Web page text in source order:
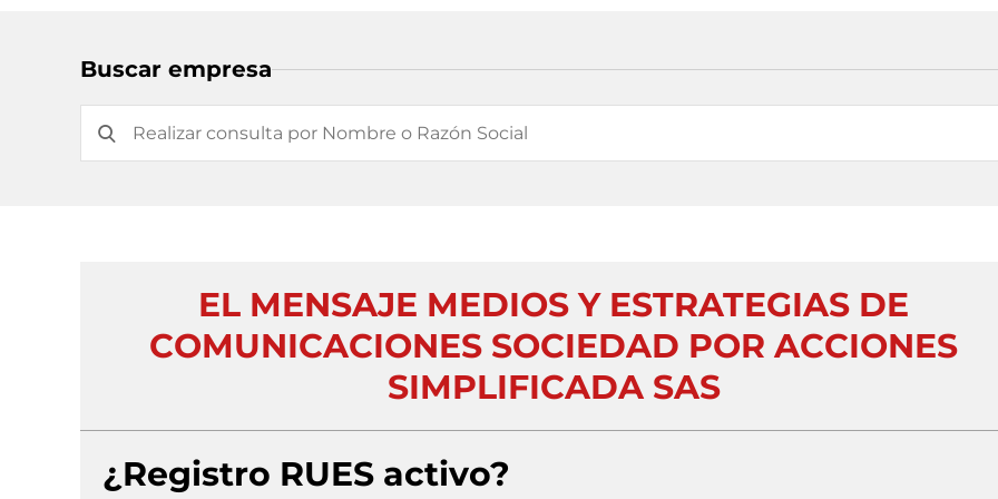
Buscar empresa
EL MENSAJE MEDIOS Y ESTRATEGIAS DE
COMUNICACIONES SOCIEDAD POR ACCIONES
SIMPLIFICADA SAS
¿Registro RUES activo?